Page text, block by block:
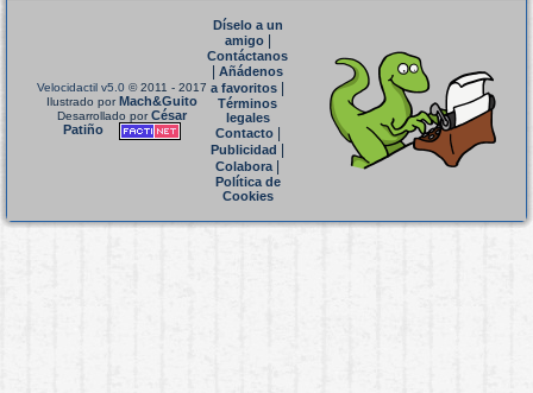
Velocidactil v5.0 © 2011 - 2017
Ilustrado porMach&Guito
Desarrollado porCésar
Patiño
Díselo a un
amigo|
Contáctanos
Añádenos
a favoritos
Términos
legales
Contacto|
Publicidad
Colabora|
Política de
Cookies